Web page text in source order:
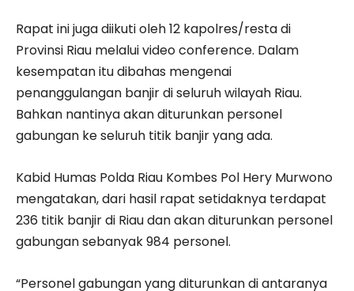
Rapat ini juga diikuti oleh 12 kapolres/resta di
Provinsi Riau melalui video conference. Dalam
kesempatan itu dibahas mengenai
penanggulangan banjir di seluruh wilayah Riau.
Bahkan nantinya akan diturunkan personel
gabungan ke seluruh titik banjir yang ada.
Kabid Humas Polda Riau Kombes Pol Hery Murwono
mengatakan, dari hasil rapat setidaknya terdapat
236 titik banjir di Riau dan akan diturunkan personel
gabungan sebanyak 984 personel.
“Personel gabungan yang diturunkan di antaranya